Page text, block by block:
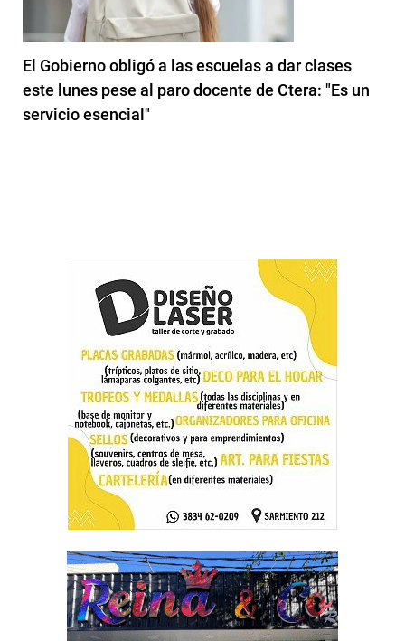
El Gobierno obligó a las escuelas a dar clases
este lunes pese al paro docente de Ctera: "Es un
servicio esencial"